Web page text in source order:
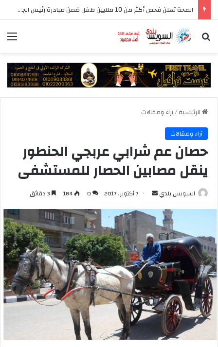
الصحة تعلن فحص أكثر من 10 ملايين طفل ضمن مبادرة رئيس الجمهورية للكشف المبكر وعلاج فقدان السمع لدى حديثي الولادة
بحث عن
الرئيسية/آراء ومقالات
آراء ومقالات
حصان عم شرابي عربجي الحنطور
ينقل مصابين الحصار للمستشفى
السويس بلدي
أرسل
إلكترونيا
7 أكتوبر، 2017 0
184